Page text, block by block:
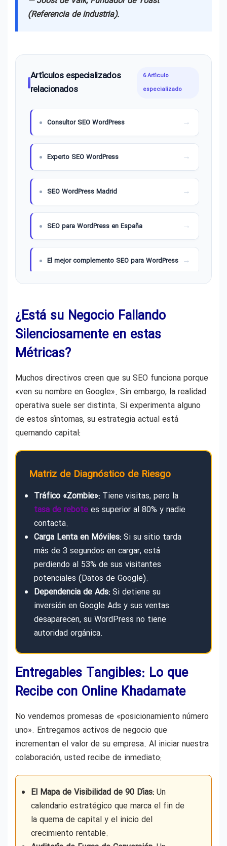
(Referencia de industria).
Artículos especializados
relacionados
6 Artículo
especializado
Consultor SEO WordPress
Experto SEO WordPress
SEO WordPress Madrid
SEO para WordPress en España
El mejor complemento SEO para WordPress
¿Está su Negocio Fallando
Silenciosamente en estas
Métricas?
Muchos directivos creen que su SEO funciona porque
«ven su nombre en Google». Sin embargo, la realidad
operativa suele ser distinta. Si experimenta alguno
de estos síntomas, su estrategia actual está
quemando capital:
Matriz de Diagnóstico de Riesgo
Tráfico «Zombie»: Tiene visitas, pero la
tasa de rebote es superior al 80% y nadie
contacta.
Carga Lenta en Móviles: Si su sitio tarda
más de 3 segundos en cargar, está
perdiendo al 53% de sus visitantes
potenciales (Datos de Google).
Dependencia de Ads: Si detiene su
inversión en Google Ads y sus ventas
desaparecen, su WordPress no tiene
autoridad orgánica.
Entregables Tangibles: Lo que
Recibe con Online Khadamate
No vendemos promesas de «posicionamiento número
uno». Entregamos activos de negocio que
incrementan el valor de su empresa. Al iniciar nuestra
colaboración, usted recibe de inmediato:
El Mapa de Visibilidad de 90 Días: Un
calendario estratégico que marca el fin de
la quema de capital y el inicio del
crecimiento rentable.